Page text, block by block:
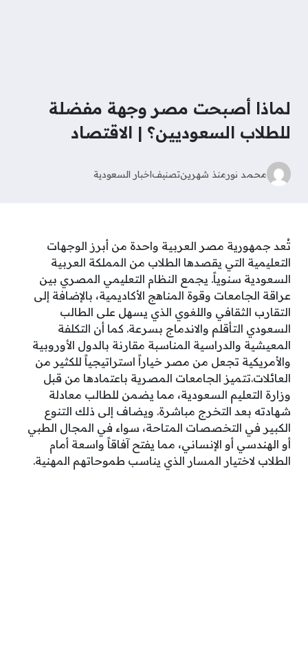
لماذا أصبحت مصر وجهة مفضلة
للطلاب السعوديين؟ | الاقتصاد
محمد نورمنذ شهرينتصنيفاخبار السعودية
تُعد جمهورية مصر العربية واحدة من أبرز الوجهات
التعليمية التي يقصدها الطلاب من المملكة العربية
السعودية سنوياً. يجمع النظام التعليمي المصري بين
عراقة الجامعات وقوة المناهج الأكاديمية، بالإضافة إلى
التقارب الثقافي واللغوي الذي يسهل على الطالب
السعودي التأقلم والاندماج بسرعة. كما أن التكلفة
المعيشية والدراسية المناسبة مقارنة بالدول الأوروبية
والأمريكية تجعل من مصر خياراً استراتيجياً للكثير من
العائلات.تتميز الجامعات المصرية باعتمادها من قبل
وزارة التعليم السعودية، مما يضمن للطالب معادلة
شهادته بعد التخرج مباشرة. ويضاف إلى ذلك التنوع
الكبير في التخصصات المتاحة، سواء في المجال الطبي
أو الهندسي أو الإنساني، مما يفتح آفاقاً واسعة أمام
الطلاب لاختيار المسار الذي يناسب طموحاتهم المهنية.